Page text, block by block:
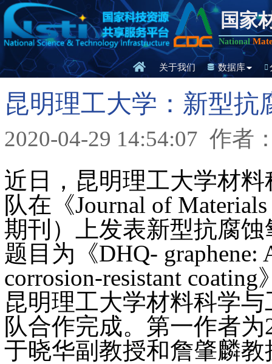
国家
National
关于我们 数据库
昆明理工大学：新型抗
2020-04-29 14:54:07 作者
近日，昆明理工大学材
队在《Journal of
期刊）上发表新型抗腐
题目为《DHQ- graphene:
corrosion-resistant
昆明理工大学材料科学
队合作完成。第一作者
于晓华副教授和詹肇麟教